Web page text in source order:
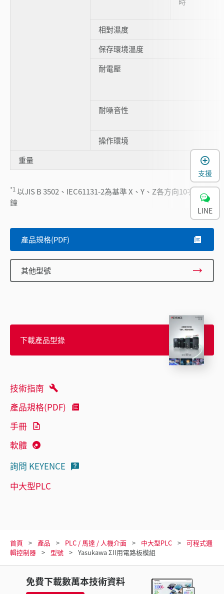
相對濕度
保存環境溫度
耐電壓
耐噪音性
操作環境
重量
*1以JIS B 3502、IEC61131-2為基準 X、Y、Z各方向10次80分
鐘
產品規格(PDF)
其他型號
下載產品型錄
技術指南
產品規格(PDF)
手冊
軟體
詢問 KEYENCE
中大型PLC
首頁 產品 PLC / 馬達 / 人機介面 中大型PLC
可程式邏
輯控制器
型號 Yasukawa ΣII用電路板模組
免費下載數萬本技術資料
支援
LINE